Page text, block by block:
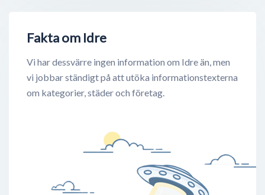
Fakta om Idre
Vi har dessvärre ingen information om Idre än, men
vi jobbar ständigt på att utöka informationstexterna
om kategorier, städer och företag.